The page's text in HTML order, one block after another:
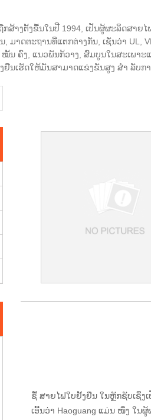
ຖືກສ້າງຕັ້ງຂື້ນໃນປີ 1994, ເປັນຜູ້ຜະລິດ
ດຕະຖານທີ່ແຕກຕ່າງກັນ, ເຊັ່ນວ່າ UL,
ນ ຄົງ, ແນວພັນກ້ວາງ, ສົມບູນໃນສະເພາ
ຢືນເຮັດໃຫ້ມັນສາມາດແຂ່ງຂັນສູງ ສຳ ລັບ
ຊື້ ສາຍໄຟໃບຢັ້ງຢືນ ໃນຫຼັກຊັບເຊິ່ງ
ເອີ້ນວ່າ Haoguang ແມ່ນ ໜຶ່ງ ໃນ